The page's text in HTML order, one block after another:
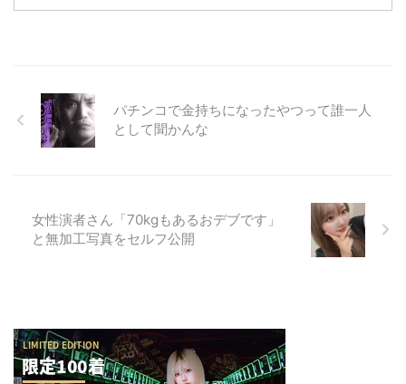
パチンコで金持ちになったやつって誰一人
として聞かんな
女性演者さん「70kgもあるおデブです」
と無加工写真をセルフ公開